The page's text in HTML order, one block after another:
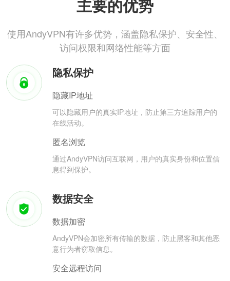
主要的优势
使用AndyVPN有许多优势，涵盖隐私保护、安全性、
访问权限和网络性能等方面
隐私保护
隐藏IP地址
可以隐藏用户的真实IP地址，防止第三方追踪用户的
在线活动。
匿名浏览
通过AndyVPN访问互联网，用户的真实身份和位置信
息得到保护。
数据安全
数据加密
AndyVPN会加密所有传输的数据，防止黑客和其他恶
意行为者窃取信息。
安全远程访问